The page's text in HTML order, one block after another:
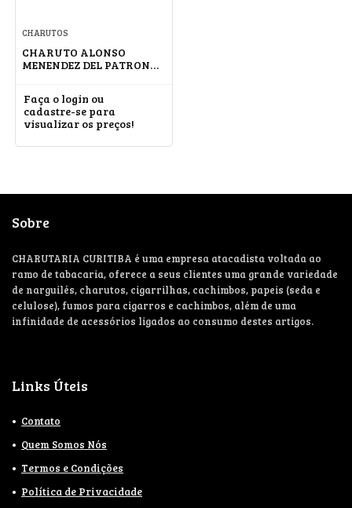
CHARUTOS
CHARUTO ALONSO
MENENDEZ DEL PATRON
Faça o login ou
cadastre-se para
visualizar os preços!
Sobre
CHARUTARIA CURITIBA é uma empresa atacadista voltada ao
ramo de tabacaria, oferece a seus clientes uma grande variedade
de narguilés, charutos, cigarrilhas, cachimbos, papeis (seda e
celulose), fumos para cigarros e cachimbos, além de uma
infinidade de acessórios ligados ao consumo destes artigos.
Links Úteis
Contato
Quem Somos Nós
Termos e Condições
Política de Privacidade